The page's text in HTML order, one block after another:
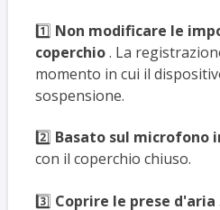
1️⃣ Non modificare le
coperchio. La
momento in cui il
sospensione.
2️⃣ Basato sul microfono
con il coperchio chiuso.
3️⃣ Coprire le prese d'aria